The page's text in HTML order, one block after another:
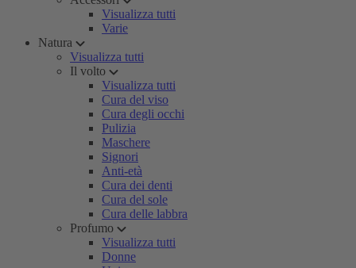
Visualizza tutti
Varie
Natura
Visualizza tutti
Il volto
Visualizza tutti
Cura del viso
Cura degli occhi
Pulizia
Maschere
Signori
Anti-età
Cura dei denti
Cura del sole
Cura delle labbra
Profumo
Visualizza tutti
Donne